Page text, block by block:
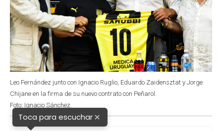
Leo Fernández junto con Ignacio Ruglio, Eduardo Zaidensztat y Jorge
Chijane en la firma de su nuevo contrato con Peñarol.
Foto: Ignacio Sánchez.
Toca para escuchar×